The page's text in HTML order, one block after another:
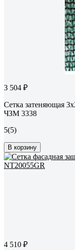
3 504 ₽
Сетка затеняющая
ЧЗМ 3338
5(5)
В корзину
4 510 ₽